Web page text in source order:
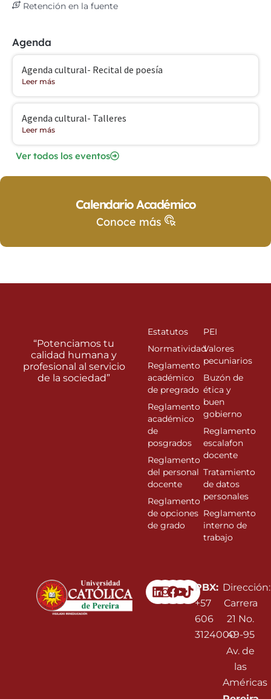
Retención en la fuente
Agenda
Agenda cultural- Recital de poesía
Leer más
Agenda cultural- Talleres
Leer más
Ver todos los eventos
Calendario Académico
Conoce más
Linkedin
Instagram
Facebook
Youtube
PBX:
+57
606
3124000
Dirección:
Carrera
21 No.
49-95
Av. de
las
Américas
“Potenciamos tu
calidad humana y
profesional al servicio
de la sociedad”
Estatutos
Normatividad
Reglamento
académico
de pregrado
Reglamento
académico
de
posgrados
Reglamento
del personal
docente
Reglamento
de opciones
de grado
PEI
Valores
pecuniarios
Buzón de
ética y
buen
gobierno
Reglamento
escalafon
docente
Tratamiento
de datos
personales
Reglamento
interno de
trabajo